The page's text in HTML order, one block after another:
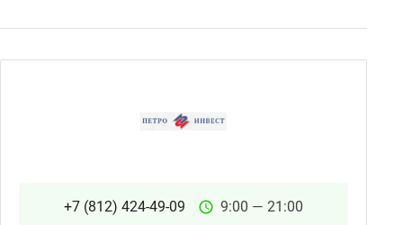
+7 (812) 424-49-09 9:00 — 21:00